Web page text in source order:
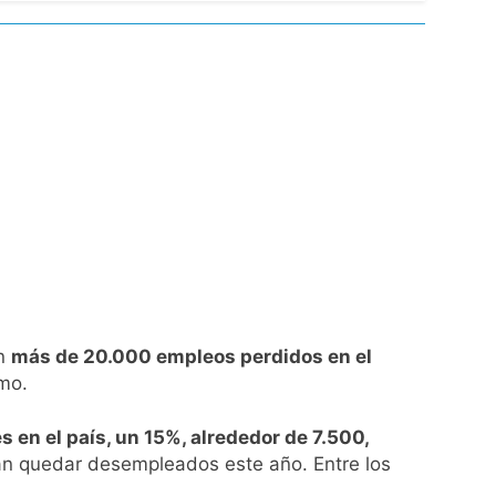
más de 20.000 empleos perdidos en el
el país, un 15%, alrededor de 7.500,
quedar desempleados este año. Entre los